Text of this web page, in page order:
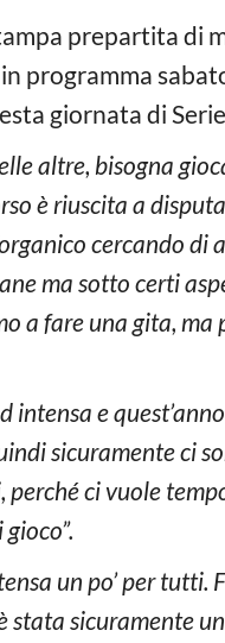
prepartita di
programma
giornata di
altre, bisogna
è riuscita a
cercando di
ma sotto certi
a fare una gita,
intensa e
sicuramente ci
ci vuole
un po’ per tutti.
stata sicuramente